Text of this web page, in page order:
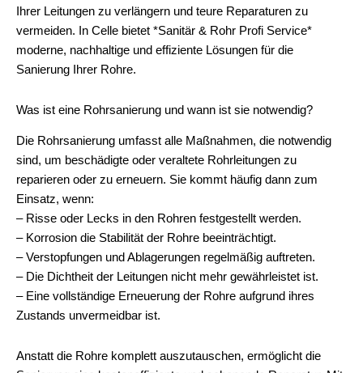
Ihrer Leitungen zu verlängern und teure Reparaturen zu
vermeiden. In Celle bietet *Sanitär & Rohr Profi Service*
moderne, nachhaltige und effiziente Lösungen für die
Sanierung Ihrer Rohre.
Was ist eine Rohrsanierung und wann ist sie notwendig?
Die Rohrsanierung umfasst alle Maßnahmen, die notwendig
sind, um beschädigte oder veraltete Rohrleitungen zu
reparieren oder zu erneuern. Sie kommt häufig dann zum
Einsatz, wenn:
– Risse oder Lecks in den Rohren festgestellt werden.
– Korrosion die Stabilität der Rohre beeinträchtigt.
– Verstopfungen und Ablagerungen regelmäßig auftreten.
– Die Dichtheit der Leitungen nicht mehr gewährleistet ist.
– Eine vollständige Erneuerung der Rohre aufgrund ihres
Zustands unvermeidbar ist.
Anstatt die Rohre komplett auszutauschen, ermöglicht die